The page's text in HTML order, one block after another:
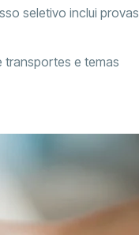
seletivo inclui provas
transportes e temas